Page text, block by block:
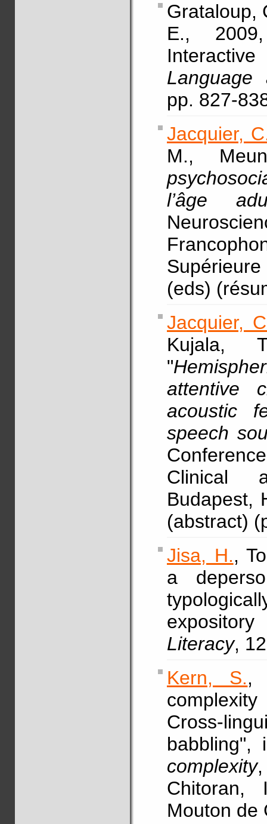
Grataloup,
E.,
Language
pp. 827-
Jacquier,
M.,
l’âge
(eds)
Jacquier,
Kujala,
"
attentive
acoustic
speech
Clinical
Budapest,
(abstract)
Jisa, H.,
a
Literacy,
Kern, S.,
Cross-
complexity
Mouton de